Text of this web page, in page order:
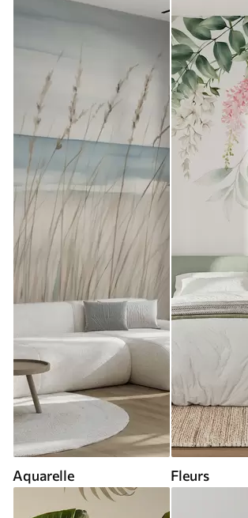
Aquarelle Fleurs